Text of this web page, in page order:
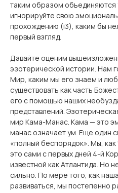
таким образом объединяются
игнорируйте свою
прохождению (i3), каким бы
первый взгляд.
Давайте оценим
эзотерической истории. Нам
Мир, каким мы его знаем и
существовать как часть
его с помощью наших
представлений.
мир Кама-Манас. Кама — это
манас означает ум. Еще один
«полный беспорядок». Мы,
это сами с первых дней 4-й
известной как Атлантида. Но
сильно. По мере того, как
развиваться, мы постепенно